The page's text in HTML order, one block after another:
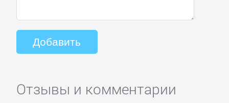
Отзывы и комментарии